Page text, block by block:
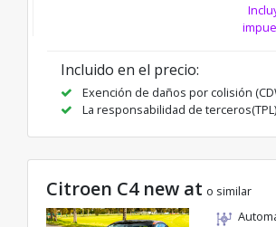
Incluido en el precio:
Exención de daños por colisión
La responsabilidad de terceros(TPL)
Citroen C4 new at o similar